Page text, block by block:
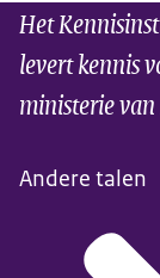
Het
levert kennis
ministerie
Andere talen